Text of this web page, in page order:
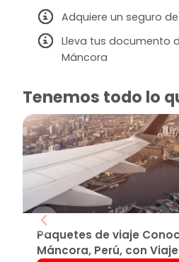
Adquiere un seguro
Lleva tus documento
Máncora
Tenemos todo lo
Paquetes de viaje
Máncora, Perú, con